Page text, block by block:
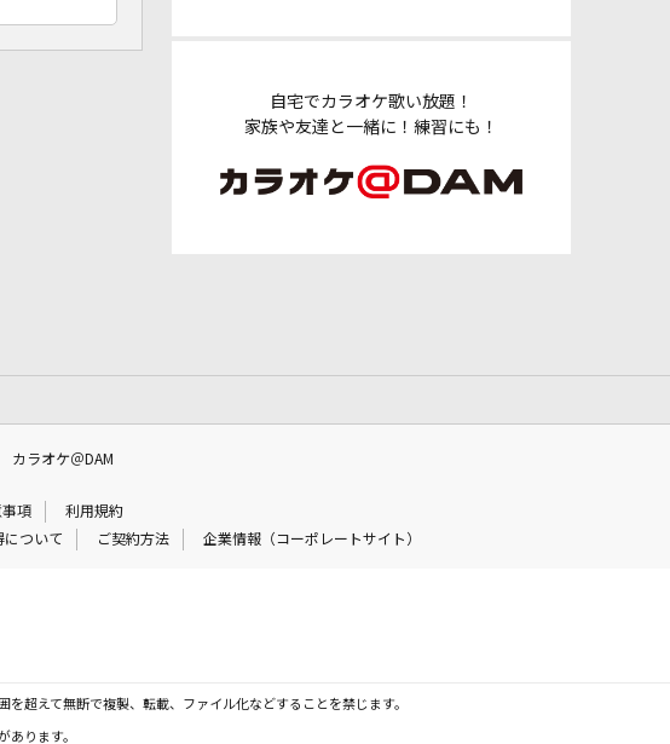
自宅でカラオケ歌い放題！
家族や友達と一緒に！練習にも！
カラオケ＠DAM
項
利用規約
について ご契約方法 企業情報（コーポレートサイト）
超えて無断で複製、転載、ファイル化などすることを禁じます。
あります。